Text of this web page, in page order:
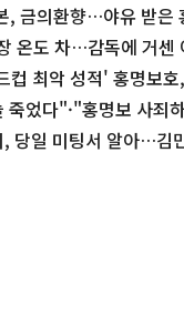
, 금의환향…야유 받은
온도 차…감독에 거센
최악 성적' 홍명보호
죽었다"·"홍명보 사죄
당일 미팅서 알아…김